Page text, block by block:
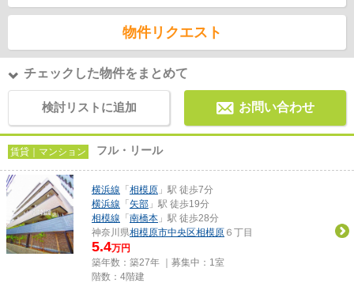
物件リクエスト
チェックした物件をまとめて
検討リストに追加 お問い合わせ
賃貸｜マンション フル・リール
横浜線 「 相模原 」駅 徒歩7分
横浜線 「 矢部 」駅 徒歩19分
相模線 「 南橋本 」駅 徒歩28分
神奈川県相模原市中央区相模原 ６丁目
5.4万円
築年数：築27年 ｜募集中： 1室
階数：4階建